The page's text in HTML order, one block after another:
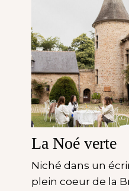
La Noé verte
Niché dans un
plein coeur de la